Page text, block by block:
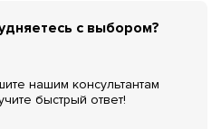
с выбором?
нашим консультантам
быстрый ответ!